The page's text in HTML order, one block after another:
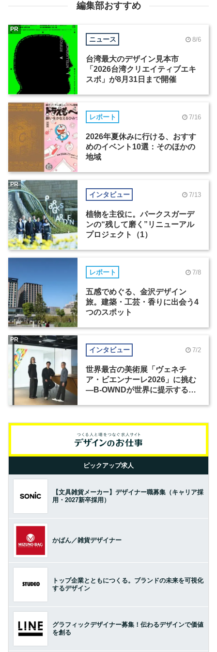
編集部おすすめ
ニュース 8/6
台湾最大のデザイン見本市
「2026台湾クリエイティブエキ
スポ」が8月31日まで開催
PR
レポート 7/16
2026年夏休みに行ける、おすす
めのイベント10選：そのほかの
地域
インタビュー 7/13
植物を主役に。パークスガーデ
ンの“残して磨く”リニューアル
プロジェクト（1）
PR
レポート 7/8
五感でめぐる、金沢デザイン
旅。建築・工芸・香りに出会う4
つのスポット
インタビュー 7/2
世界最古の美術展「ヴェネチ
ア・ビエンナーレ2026」に挑む
―B-OWNDが世界に提示する美
PR
ピックアップ求人
【文具雑貨メーカー】デザイナー職募集（キャリア採
用・2027新卒採用）
かばん／雑貨デザイナー
トップ企業とともにつくる。ブランドの未来を可視化
するデザイン
グラフィックデザイナー募集！伝わるデザインで価値
を創る